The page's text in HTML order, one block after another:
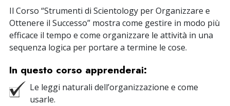
Il Corso “Strumenti di Scientology per Organizzare e
Ottenere il Successo” mostra come gestire in modo più
efficace il tempo e come organizzare le attività in una
sequenza logica per portare a termine le cose.
In questo corso apprenderai:
Le leggi naturali dell’organizzazione e come
usarle.